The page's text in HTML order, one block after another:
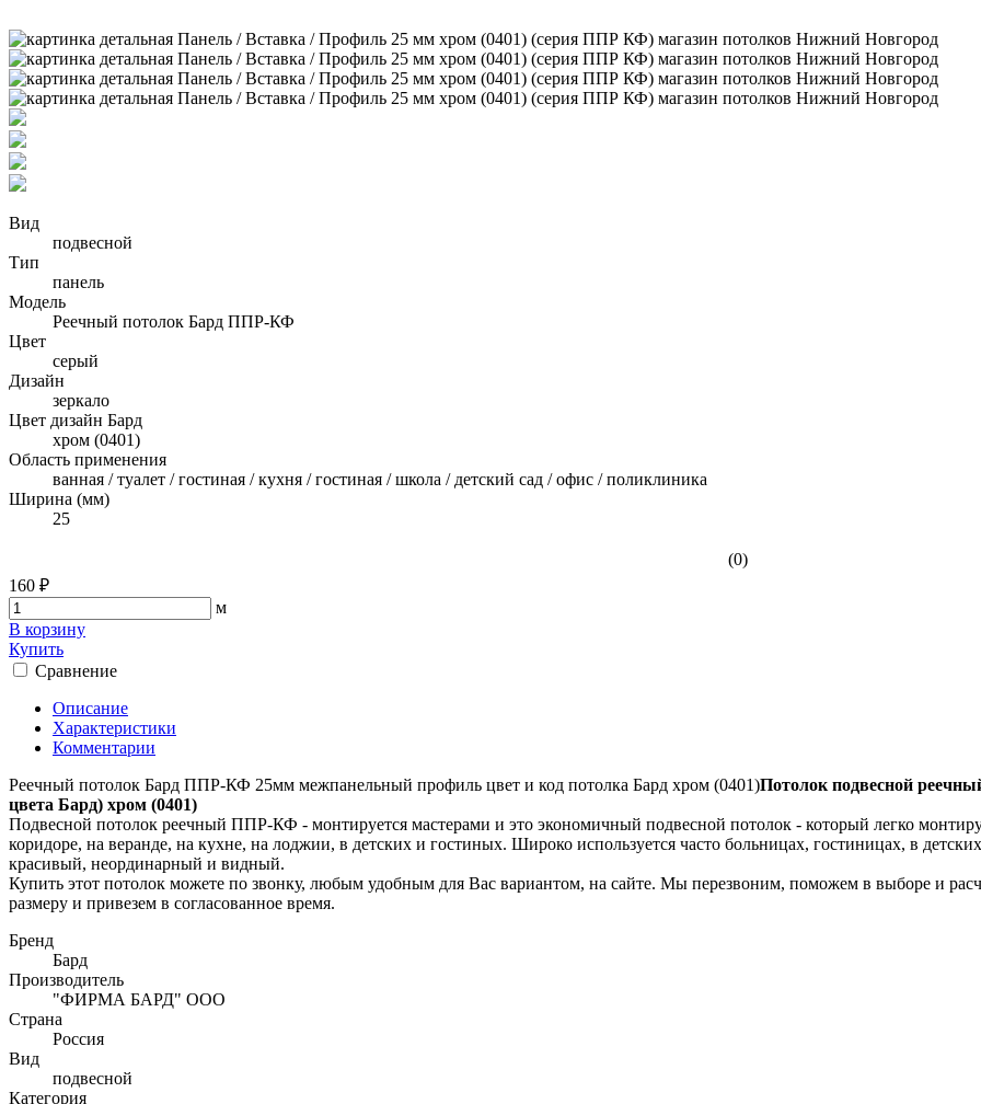
Вид
подвесной
Тип
панель
Модель
Реечный потолок Бард ППР-КФ
Цвет
серый
Дизайн
зеркало
Цвет дизайн Бард
хром (0401)
Область применения
ванная / туалет / гостиная / кухня / гостиная / школа / детский сад / офис / поликлиника
Ширина (мм)
25
(0)
160 ₽
м
В корзину
Купить
Сравнение
Описание
Характеристики
Комментарии
Реечный потолок Бард ППР-КФ 25мм межпанельный профиль цвет и код потолка Бард хром (0401)Потолок подвесной
цвета Бард) хром (0401)
Подвесной потолок реечный ППР-КФ - монтируется мастерами и это экономичный подвесной потолок - который легко
коридоре, на веранде, на кухне, на лоджии, в детских и гостиных. Широко используется часто больницах, гостиницах, в
красивый, неординарный и видный.
Купить этот потолок можете по звонку, любым удобным для Вас вариантом, на сайте. Мы перезвоним, поможем в выборе и
размеру и привезем в согласованное время.
Бренд
Бард
Производитель
"ФИРМА БАРД" ООО
Страна
Россия
Вид
подвесной
Категория